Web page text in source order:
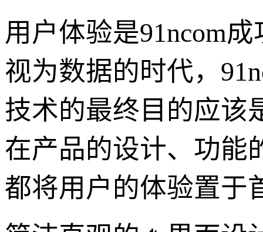
用户体验是91ncom
视为数据的时代，
技术的最终目的应该
在产品的设计、功能
都将用户的体验置于